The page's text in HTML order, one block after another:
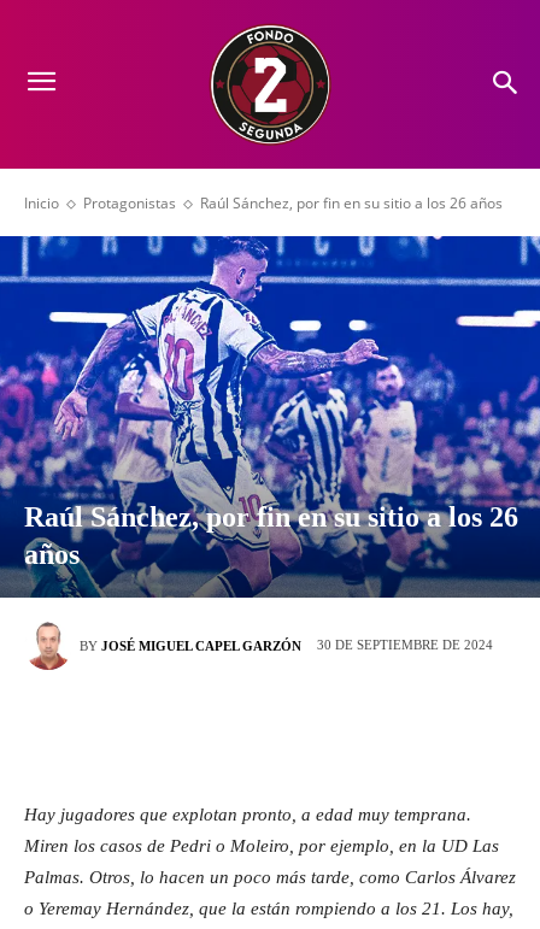
Inicio Protagonistas Raúl Sánchez, por fin en su sitio a los 26 años
Raúl Sánchez, por fin en su sitio a los 26
años
BY JOSÉ MIGUEL CAPEL GARZÓN 30 DE SEPTIEMBRE DE 2024
Hay jugadores que explotan pronto, a edad muy temprana.
Miren los casos de Pedri o Moleiro, por ejemplo, en la UD Las
Palmas. Otros, lo hacen un poco más tarde, como Carlos Álvarez
o Yeremay Hernández, que la están rompiendo a los 21. Los hay,